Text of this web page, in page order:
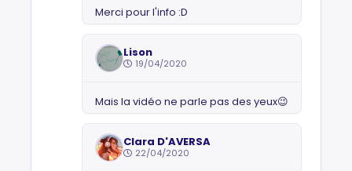
Merci pour l'info :D
Lison
19/04/2020
Mais la vidéo ne parle pas des yeux😉
Clara D'AVERSA
22/04/2020